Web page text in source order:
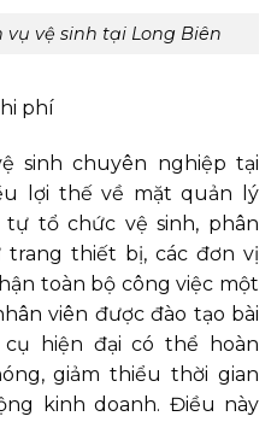
vệ sinh tại Long Biên
phí
sinh chuyên nghiệp tại
lợi thế về mặt quản lý
tổ chức vệ sinh, phân
thiết bị, các đơn vị
toàn bộ công việc một
viên được đào tạo bài
hiện đại có thể hoàn
giảm thiểu thời gian
kinh doanh. Điều này